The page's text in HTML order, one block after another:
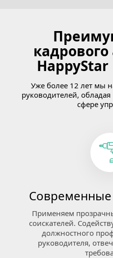
кадрового
Уже более 12 лет мы
руководителей,
сфере
Современные
Применяем
соискателей.
должностного
руководителя,